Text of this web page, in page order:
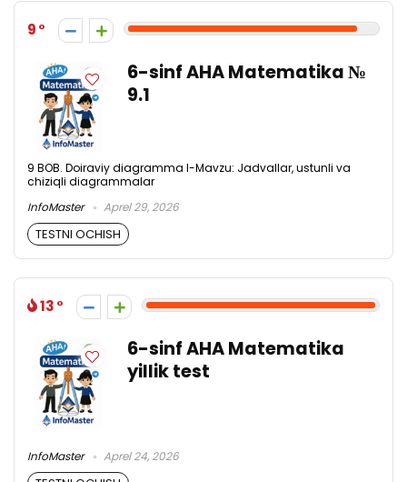
9
6-sinf AHA Matematika №
9.1
9 BOB. Doiraviy diagramma l-Mavzu: Jadvallar, ustunli va
chiziqli diagrammalar
InfoMaster
Aprel 29, 2026
TESTNI OCHISH
13
6-sinf AHA Matematika
yillik test
InfoMaster Aprel 24, 2026